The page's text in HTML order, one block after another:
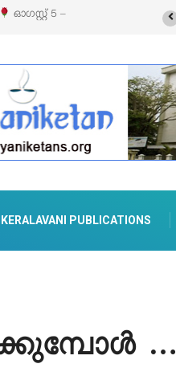
സെയിലും ഓഗസ്റ്റ് 8-ന്
KERALAVANI PUBLICATIONS
…